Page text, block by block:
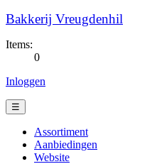
Bakkerij Vreugdenhil
Items:
0
Inloggen
☰
Assortiment
Aanbiedingen
Website